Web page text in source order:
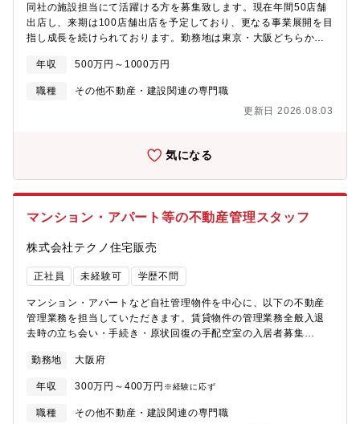
同社の施設担当にて活躍ける方を募集致します。現在年間50店舗
出店し、来期は100店舗出店を予定しており、更なる事業展開を目
指し成長を続けられております。勤務地は東京・大阪どちらかご
理修繕および改装工事に関する事項②店舗主要設備の定期点検管
理③本社管理店舗用備品、貯蔵品の発注、在庫管理、店舗宛発送
④出店のための店舗物件現況調査、工事内容検討決定⑤出店に伴
う工事見積依頼、入札開札、工事発注、検収⑥店舗防災計画作成
年収 500万円～1000万円
職種
その他不動産・建設関連の専門職
更新日 2026.08.03
気になる
マンション・アパート等の不動産管理スタッフ
株式会社テクノ住宅販売
正社員 未経験可 学歴不問
マンション・アパートなど自社管理物件を中心に、以下の不動産
管理業務を担当していただきます。賃貸物件の管理業務全般入退
去時の立ち会い・手続き・原状回復の手配空室の入居者募集
応入居者からの問い合わせ対応修繕業者やオーナーとのやりとり
※社有車での移動あり。※未経験の方でも丁寧にサポートしま
す。※管理物件の多くは富田林市、河内長野市を中心とする南大
阪地域です
勤務地 大阪府
年収 300万円～400万円 ※経験に応ず
職種
その他不動産・建設関連の専門職